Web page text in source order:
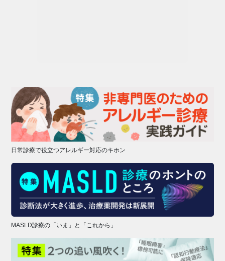
日常診療で役立つアレルギー対応のキホン
MASLD診療の「いま」と「これから」